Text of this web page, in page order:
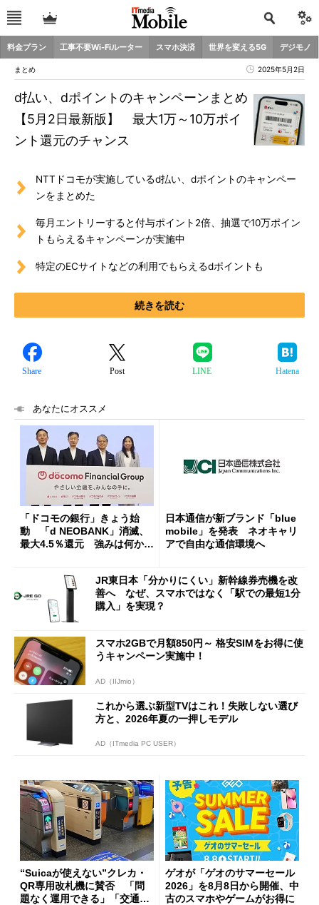
料金プラン 工事不要Wi-Fiルーター スマホ決済 世界を変える5G デジモノ
まとめ 2025年5月2日
d払い、dポイントのキャンペーンまとめ
【5月2日最新版】 最大1万～10万ポイ
ント還元のチャンス
NTTドコモが実施しているd払い、dポイントのキャンペー
ンをまとめた
毎月エントリーすると付与ポイント2倍、抽選で10万ポイン
トもらえるキャンペーンが実施中
特定のECサイトなどの利用でもらえるdポイントも
続きを読む
Share Post LINE Hatena
あなたにオススメ
「ドコモの銀行」きょう始
動 「d NEOBANK」消滅、
最大4.5％還元 強みは何か解
日本通信が新ブランド「blue
mobile」を発表 ネオキャリ
アで自由な通信環境へ
JR東日本「分かりにくい」新幹線券売機を改
善へ なぜ、スマホではなく「駅での最短1分
購入」を実現？
スマホ2GBで月額850円～ 格安SIMをお得に使
うキャンペーン実施中！
AD（IIJmio）
これから選ぶ新型TVはこれ！失敗しない選び
方と、2026年夏の一押しモデル
AD（ITmedia PC USER）
“Suicaが使えない”クレカ・
QR専用改札機に賛否 「問
題なく運用できる」「交通系I
ゲオが「ゲオのサマーセール
2026」を8月8日から開催、中
古のスマホやゲームがお得に